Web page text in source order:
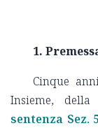
1.
Cinque
Insieme, della
sentenza Sez.